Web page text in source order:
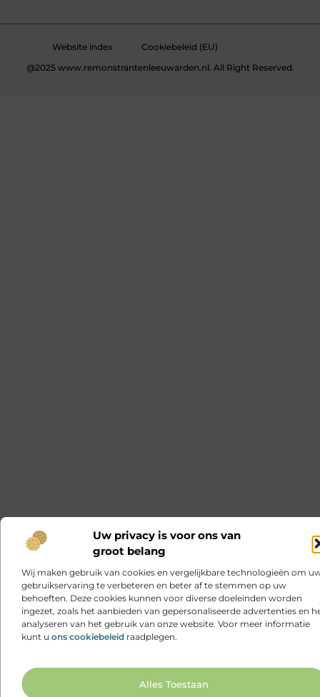
Uw privacy is voor ons van
groot belang
Wij maken gebruik van cookies en vergelijkbare technologieën om
gebruikservaring te verbeteren en beter af te stemmen op uw
behoeften. Deze cookies kunnen voor diverse doeleinden worden
ingezet, zoals het aanbieden van gepersonaliseerde advertenties en
analyseren van het gebruik van onze website. Voor meer informatie
kunt u ons cookiebeleid raadplegen.
Alles Toestaan
Website index
Cookiebeleid (EU)
@2025 www.remonstrantenleeuwarden.nl. All Right Reserved.